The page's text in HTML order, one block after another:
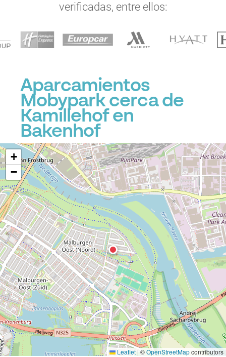
verificadas, entre ellos:
Aparcamientos
Mobypark cerca de
Kamillehof en
Bakenhof
P
+
−
Leaflet |©OpenStreetMapcontributors